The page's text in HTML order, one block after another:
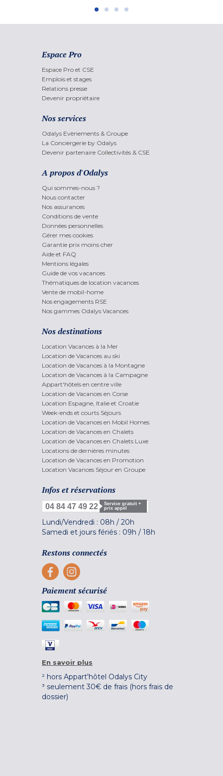
Espace Pro
Espace Pro et CSE
Emplois et stages
Relations presse
Devenir propriétaire
Nos services
Odalys Evènements & Groupe
La Conciergerie by Odalys
Devenir partenaire Collectivités & CSE
A propos d'Odalys
Qui sommes-nous ?
Nous contacter
Nos assurances
Conditions de vente
Données personnelles
Gérer mes cookies
Garantie prix moins cher
Aide et FAQ
Mentions légales
Guide de vos vacances
Thématiques de location vacances
Vente de mobil-home
Nos engagements RSE
Nos gammes Odalys Vacances
Nos destinations
Location Vacances à la Mer
Location de Vacances au ski
Location de Vacances à la Montagne
Location de Vacances à la Campagne
Appart'hôtels en centre ville
Location de Vacances en Corse
Location Espagne, Italie et Croatie
Week-ends et courts Séjours
Location de Vacances en Mobil Homes
Location de Vacances en Chalets
Location de Vacances en Chalets Luxe
Locations de dernières minutes
Location de Vacances en Promotion
Location Vacances Séjour en Groupe
Infos et réservations
04 84 47 49 22
Service gratuit +
prix appel
Lundi/Vendredi : 08h / 20h
Samedi et jours fériés : 09h / 18h
Restons connectés
Paiement sécurisé
En savoir plus
² hors Appart'hôtel Odalys City
³ seulement 30€ de frais (hors frais de
dossier)